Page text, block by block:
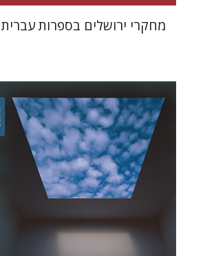
מחקרי ירושלים בספרות עברית
אריאל זינדר